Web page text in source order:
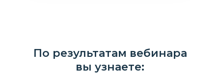
По результатам вебинара
вы узнаете: